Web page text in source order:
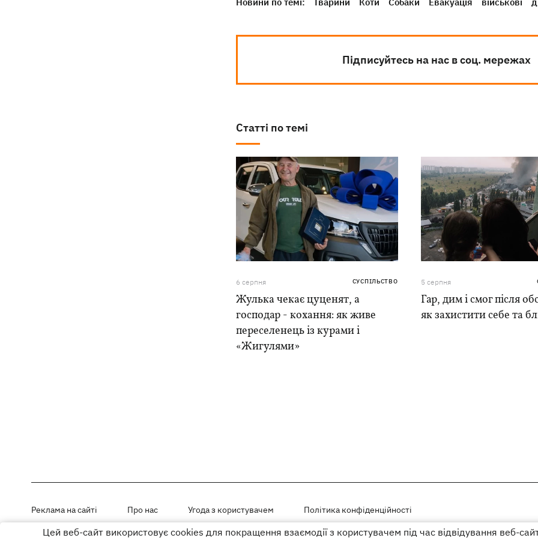
Новини по темі: Тварини Коти Собаки Евакуація військові
Підписуйтесь на нас в соц. мережах
Статті по темі
6 серпня СУСПІЛЬСТВО
Жулька чекає цуценят, а
господар - кохання: як живе
переселенець із курами і
«Жигулями»
5 серпня
Гар, дим і смог після
як захистити себе та
Реклама на сайті Про нас Угода з користувачем Політика конфіденційності
Матеріали під рубриками «Новини компанії», «PR» і «Факт» розміщені на правах реклами
Цей веб-сайт використовує cookies для покращення взаємодії з користувачем під час відвідування веб-